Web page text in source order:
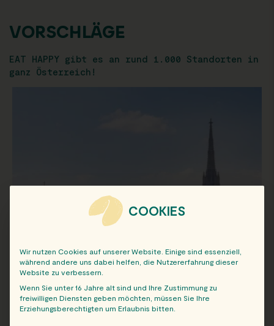
VORSCHLÄGE
EAT HAPPY gibt es an rund 1.000 Standorten in
ganz Österreich!
COOKIES
Wir nutzen Cookies auf unserer Website. Einige sind essenziell,
während andere uns dabei helfen, die Nutzererfahrung dieser
Website zu verbessern.
Wenn Sie unter 16 Jahre alt sind und Ihre Zustimmung zu
freiwilligen Diensten geben möchten, müssen Sie Ihre
Erziehungsberechtigten um Erlaubnis bitten.